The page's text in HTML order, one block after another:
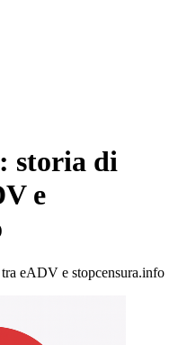
storia di
e
eADV e stopcensura.info